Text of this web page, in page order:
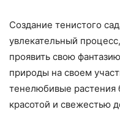
Создание тенистого
увлекательный
проявить свою
природы на своем
тенелюбивые растения
красотой и свежестью